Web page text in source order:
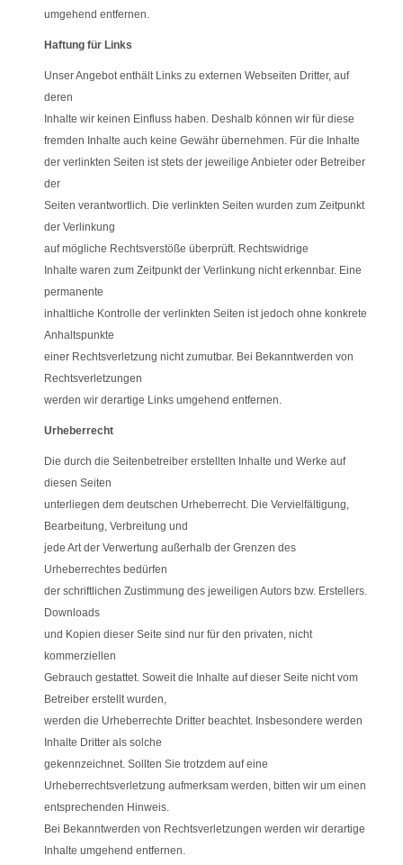
umgehend entfernen.
Haftung für Links
Unser Angebot enthält Links zu externen Webseiten Dritter, auf
deren
Inhalte wir keinen Einfluss haben. Deshalb können wir für diese
fremden Inhalte auch keine Gewähr übernehmen. Für die Inhalte
der verlinkten Seiten ist stets der jeweilige Anbieter oder Betreiber
der
Seiten verantwortlich. Die verlinkten Seiten wurden zum Zeitpunkt
der Verlinkung
auf mögliche Rechtsverstöße überprüft. Rechtswidrige
Inhalte waren zum Zeitpunkt der Verlinkung nicht erkennbar. Eine
permanente
inhaltliche Kontrolle der verlinkten Seiten ist jedoch ohne konkrete
Anhaltspunkte
einer Rechtsverletzung nicht zumutbar. Bei Bekanntwerden von
Rechtsverletzungen
werden wir derartige Links umgehend entfernen.
Urheberrecht
Die durch die Seitenbetreiber erstellten Inhalte und Werke auf
diesen Seiten
unterliegen dem deutschen Urheberrecht. Die Vervielfältigung,
Bearbeitung, Verbreitung und
jede Art der Verwertung außerhalb der Grenzen des
Urheberrechtes bedürfen
der schriftlichen Zustimmung des jeweiligen Autors bzw. Erstellers.
Downloads
und Kopien dieser Seite sind nur für den privaten, nicht
kommerziellen
Gebrauch gestattet. Soweit die Inhalte auf dieser Seite nicht vom
Betreiber erstellt wurden,
werden die Urheberrechte Dritter beachtet. Insbesondere werden
Inhalte Dritter als solche
gekennzeichnet. Sollten Sie trotzdem auf eine
Urheberrechtsverletzung aufmerksam werden, bitten wir um einen
entsprechenden Hinweis.
Bei Bekanntwerden von Rechtsverletzungen werden wir derartige
Inhalte umgehend entfernen.